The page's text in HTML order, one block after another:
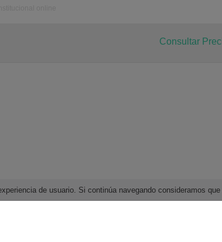
de usuario. Si continúa navegando consideramos
Consultar